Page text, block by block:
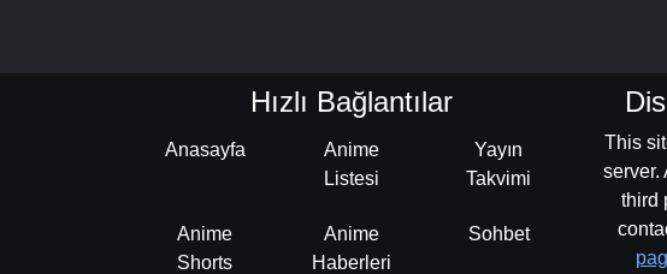
Hızlı Bağlantılar
Anasayfa
Anime
Listesi
Yayın
Takvimi
Anime
Shorts
Anime
Haberleri
Sohbet
This
server.
third